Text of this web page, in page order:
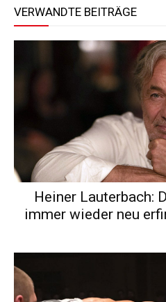
VERWANDTE BEITRÄGE
Heiner Lauterbach:
immer wieder neu